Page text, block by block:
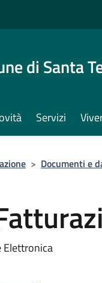
di Santa
Servizi
> Documenti e
Elettronica